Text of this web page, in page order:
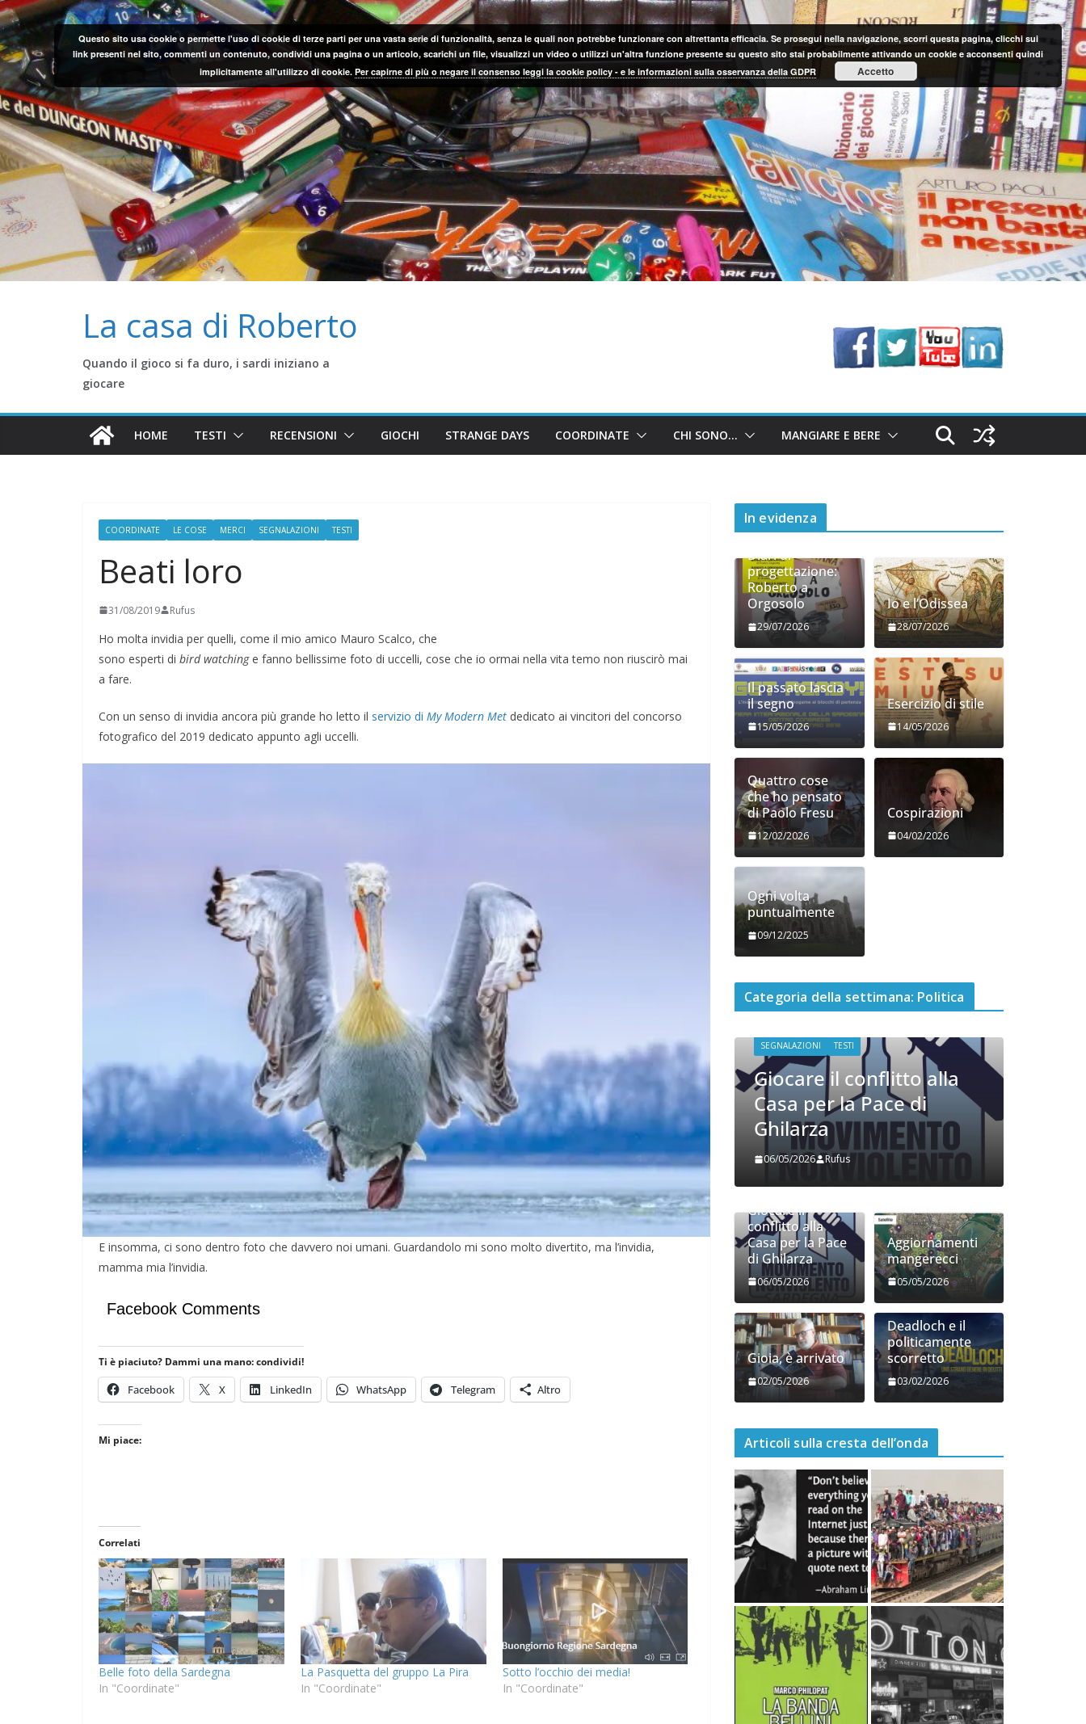
Salta
al
contenuto
La casa di Roberto
Quando il gioco si fa duro, i sardi iniziano a
giocare
HOME TESTI RECENSIONI GIOCHI STRANGE DAYS COORDINATE CHI SONO… MANGIARE E BERE
COORDINATE LE COSE MERCI SEGNALAZIONI TESTI
Beati loro
31/08/2019 Rufus
Ho molta invidia per quelli, come il mio amico Mauro Scalco, che
sono esperti di bird watchinge fanno bellissime foto di uccelli, cose che io ormai nella vita temo non riuscirò mai
a fare.
Con un senso di invidia ancora più grande ho letto il servizio di My Modern Met dedicato ai vincitori del concorso
fotografico del 2019 dedicato appunto agli uccelli.
E insomma, ci sono dentro foto che davvero noi umani. Guardandolo mi sono molto divertito, ma l’invidia,
mamma mia l’invidia.
Facebook Comments
Ti è piaciuto? Dammi una mano: condividi!
Facebook X LinkedIn WhatsApp Telegram Altro
Mi piace:
Correlati
Belle foto della Sardegna
In "Coordinate"
La Pasquetta del gruppo La Pira
In "Coordinate"
Sotto l’occhio dei media!
In "Coordinate"
In evidenza
Diari di
progettazione:
Roberto a
Orgosolo
29/07/2026
Io e l’Odissea
28/07/2026
Il passato lascia
il segno
15/05/2026
Esercizio di stile
14/05/2026
Quattro cose
che ho pensato
di Paolo Fresu
12/02/2026
Cospirazioni
04/02/2026
Ogni volta
puntualmente
09/12/2025
Categoria della settimana: Politica
COORDINATE IL PENSIERO
OPINIONI
POLITICA
SARDEGNA TESTI
La parentesi spagnola
09/05/2024 Rufus
COORDINATE
SEGNALAZIONI
Giocare il conflitto alla
Casa per la Pace di
Ghilarza
06/05/2026 Rufus
COORDINATE EVIDENZA
IL PENSIERO
OPINIONI
POLITICA TESTI
Cospirazioni
04/02/2026 Rufus
Giocare il
conflitto alla
Casa per la Pace
di Ghilarza
06/05/2026
Aggiornamenti
mangerecci
05/05/2026
02/05/2026
Deadloch e il
politicamente
03/02/2026
Articoli sulla cresta dell’onda
Questo sito usa cookie o permette l'uso di cookie di terze parti per una vasta serie di funzionalità, senza le quali non potrebbe funzionare con altrettanta efficacia. Se prosegui nella navigazione, scorri questa pagina, clicchi sui
link presenti nel sito, commenti un contenuto, condividi una pagina o un articolo, scarichi un file, visualizzi un video o utilizzi un'altra funzione presente su questo sito stai probabilmente attivando un cookie e acconsenti quindi
implicitamente all'utilizzo di cookie. Per capirne di più o negare il consenso leggi la cookie policy - e le informazioni sulla osservanza della GDPR Accetto